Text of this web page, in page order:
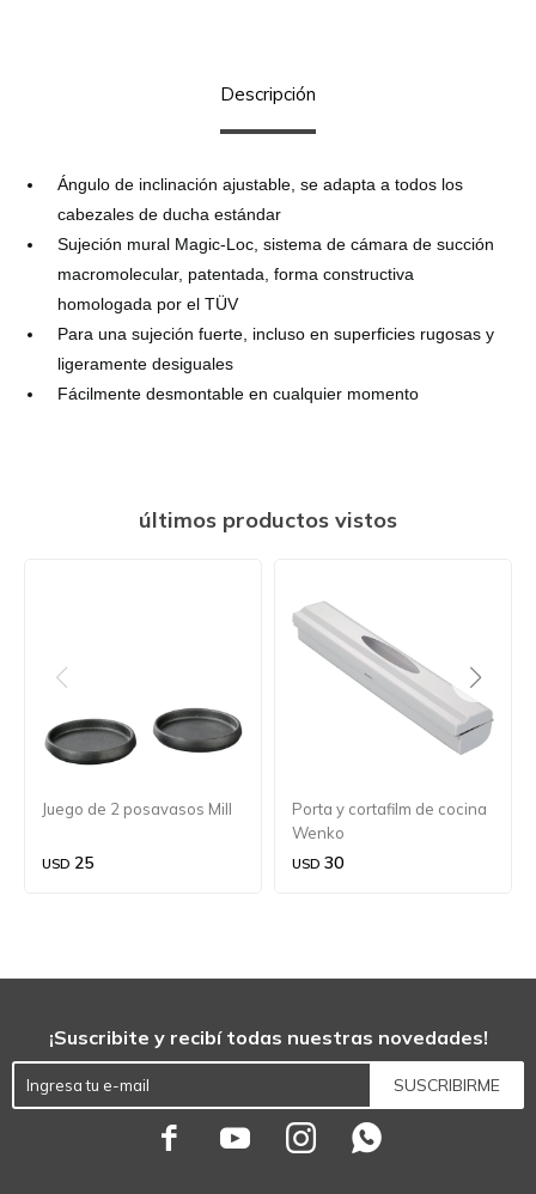
Descripción
Ángulo de inclinación ajustable, se adapta a todos los
cabezales de ducha estándar
Sujeción mural Magic-Loc, sistema de cámara de succión
macromolecular, patentada, forma constructiva
homologada por el TÜV
Para una sujeción fuerte, incluso en superficies rugosas y
ligeramente desiguales
Fácilmente desmontable en cualquier momento
últimos productos vistos
Juego de 2 posavasos Mill
USD 25
Porta y cortafilm de cocina
Wenko
USD 30
¡Suscribite y recibí todas nuestras novedades!
SUSCRIBIRME
   